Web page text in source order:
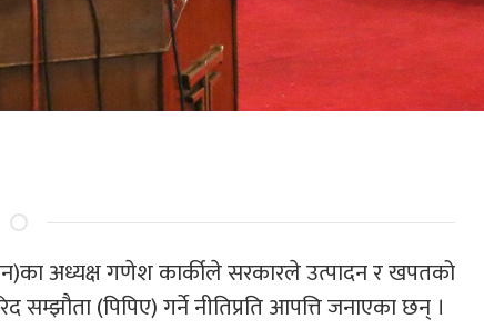
अध्यक्ष गणेश कार्कीले सरकारले उत्पादन र खपतको
सम्झौता (पिपिए) गर्ने नीतिप्रति आपत्ति जनाएका छन् ।